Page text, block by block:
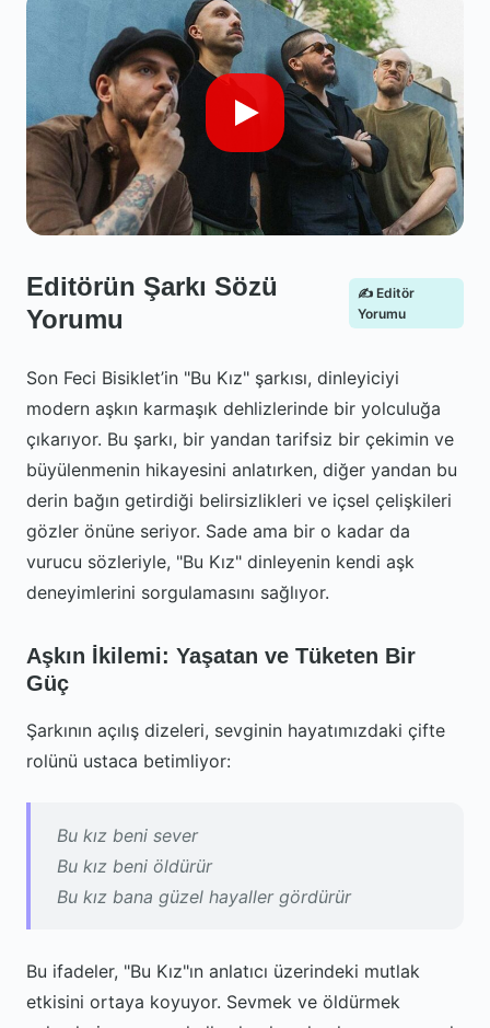
Editörün Şarkı Sözü
Yorumu
✍️ Editör
Yorumu
Son Feci Bisiklet’in "Bu Kız" şarkısı, dinleyiciyi
modern aşkın karmaşık dehlizlerinde bir yolculuğa
çıkarıyor. Bu şarkı, bir yandan tarifsiz bir çekimin ve
büyülenmenin hikayesini anlatırken, diğer yandan bu
derin bağın getirdiği belirsizlikleri ve içsel çelişkileri
gözler önüne seriyor. Sade ama bir o kadar da
vurucu sözleriyle, "Bu Kız" dinleyenin kendi aşk
deneyimlerini sorgulamasını sağlıyor.
Aşkın İkilemi: Yaşatan ve Tüketen Bir
Güç
Şarkının açılış dizeleri, sevginin hayatımızdaki çifte
rolünü ustaca betimliyor:
Bu kız beni sever
Bu kız beni öldürür
Bu kız bana güzel hayaller gördürür
Bu ifadeler, "Bu Kız"ın anlatıcı üzerindeki mutlak
etkisini ortaya koyuyor. Sevmek ve öldürmek